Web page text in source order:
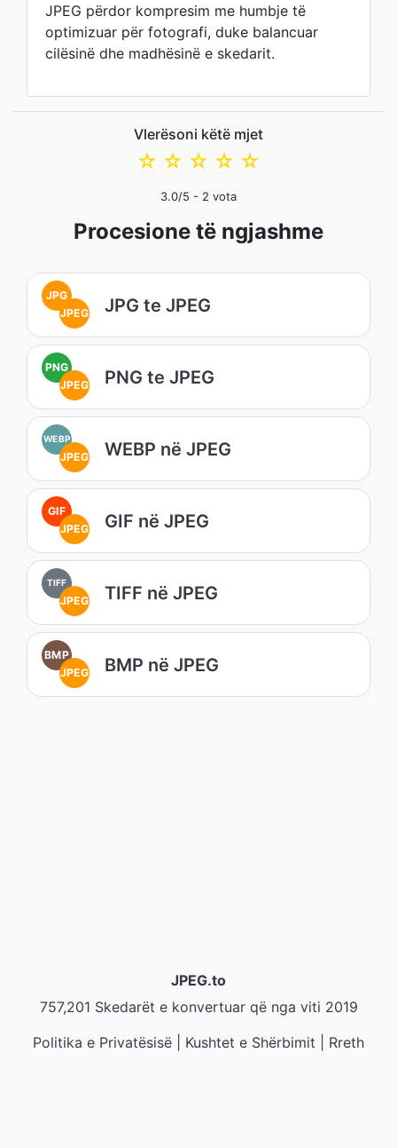
JPEG përdor kompresim me humbje të
optimizuar për fotografi, duke balancuar
cilësinë dhe madhësinë e skedarit.
Vlerësoni këtë mjet
☆
☆
☆
☆
☆
3.0/5 - 2 vota
Procesione të ngjashme
JPG
JPEG
JPG te JPEG
PNG
JPEG
PNG te JPEG
WEBP
JPEG WEBP në JPEG
GIF
JPEG
GIF në JPEG
TIFF
JPEG TIFF në JPEG
BMP
JPEG
BMP në JPEG
JPEG.to
757,201 Skedarët e konvertuar që nga viti 2019
Politika e Privatësisë
Kushtet e Shërbimit
Rreth